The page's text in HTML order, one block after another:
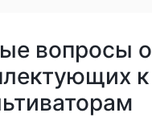
вопросы о
к